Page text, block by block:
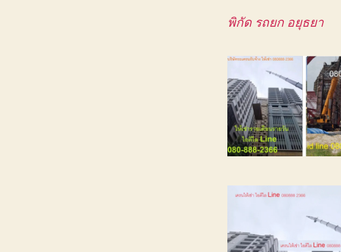
พิกัด รถยก อยุธยา